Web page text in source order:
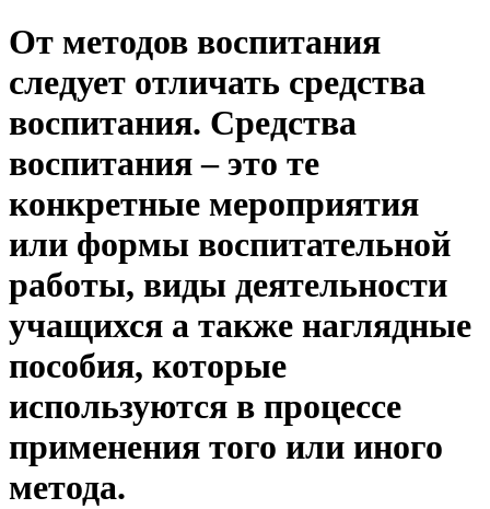
От методов воспитания
следует отличать средства
воспитания. Средства
воспитания – это те
конкретные мероприятия
или формы воспитательной
работы, виды деятельности
учащихся а также наглядные
пособия, которые
используются в процессе
применения того или иного
метода.